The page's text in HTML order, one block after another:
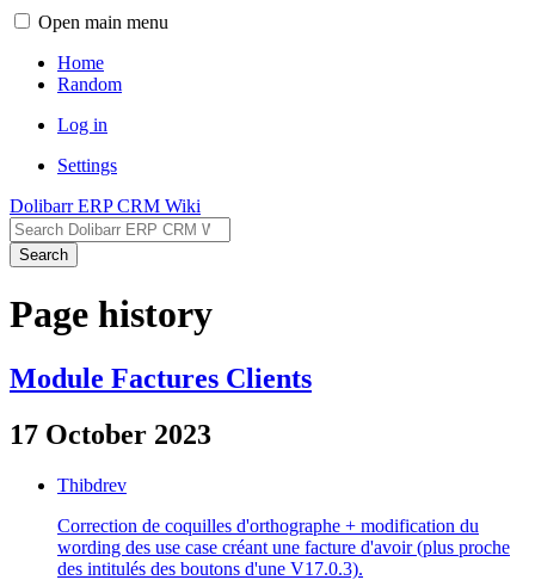
Open main menu
Home
Random
Log in
Settings
Dolibarr ERP CRM Wiki
Search
Page history
Module Factures Clients
17 October 2023
Thibdrev
Correction de coquilles d'orthographe + modification du
wording des use case créant une facture d'avoir (plus proche
des intitulés des boutons d'une V17.0.3).